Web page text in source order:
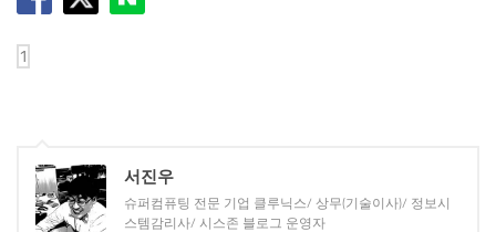
서진우
슈퍼컴퓨팅 전문 기업 클루닉스/ 상무(기술이사)/ 정보시
스템감리사/ 시스존 블로그 운영자